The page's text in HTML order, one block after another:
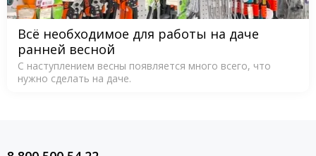
Всё необходимое для работы на даче
ранней весной
С наступлением весны появляется много всего, что
нужно сделать на даче.